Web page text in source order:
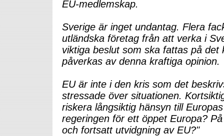
EU-medlemskap.
Sverige är inget undantag. Flera
utländska företag från att verka i
viktiga beslut som ska fattas på
påverkas av denna kraftiga opinion.
EU är inte i den kris som det
stressade över situationen.
riskera långsiktig hänsyn till
regeringen för ett öppet Europa?
och fortsatt utvidgning av EU?"